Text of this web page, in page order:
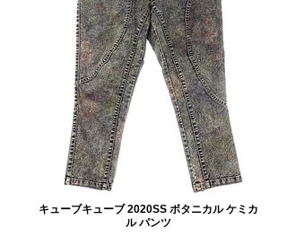
キューブキューブ 2020SS ボタニカル ケミカ
ル パンツ